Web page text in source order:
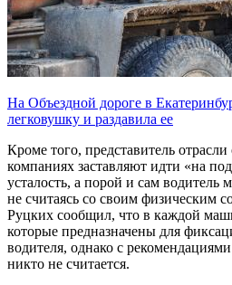
На Объездной дороге в
легковушку и раздавила ее
Кроме того, представитель
компаниях заставляют идти «на
усталость, а порой и сам водитель
не считаясь со своим физическим
Руцких сообщил, что в каждой
которые предназначены для
водителя, однако с
никто не считается.